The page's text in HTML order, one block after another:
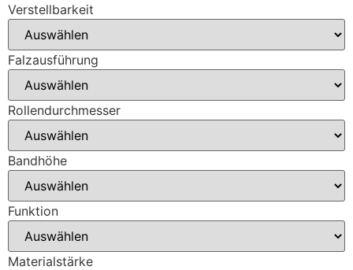
Verstellbarkeit
Falzausführung
Rollendurchmesser
Bandhöhe
Funktion
Materialstärke